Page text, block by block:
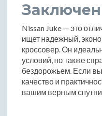
Nissan Juke — это
ищет надежный,
кроссовер. Он
условий, но также
бездорожьем. Если
качество и
вашим верным